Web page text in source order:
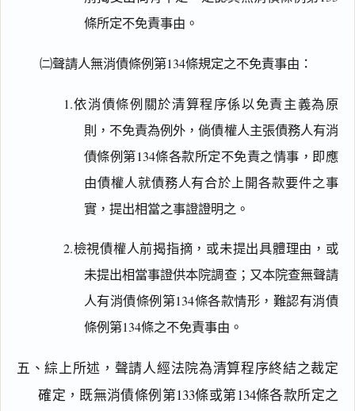
條所定不免責事由。
㈡聲請人無消債條例第134條規定之不免責事由：
1.依消債條例關於清算程序係以免責主義為原
則，不免責為例外，倘債權人主張債務人有消
債條例第134條各款所定不免責之情事，即應
由債權人就債務人有合於上開各款要件之事
實，提出相當之事證證明之。
2.檢視債權人前揭指摘，或未提出具體理由，或
未提出相當事證供本院調查；又本院查無聲請
人有消債條例第134條各款情形，難認有消債
條例第134條之不免責事由。
五、綜上所述，聲請人經法院為清算程序終結之裁定
確定，既無消債條例第133條或第134條各款所定之
閱讀 研究